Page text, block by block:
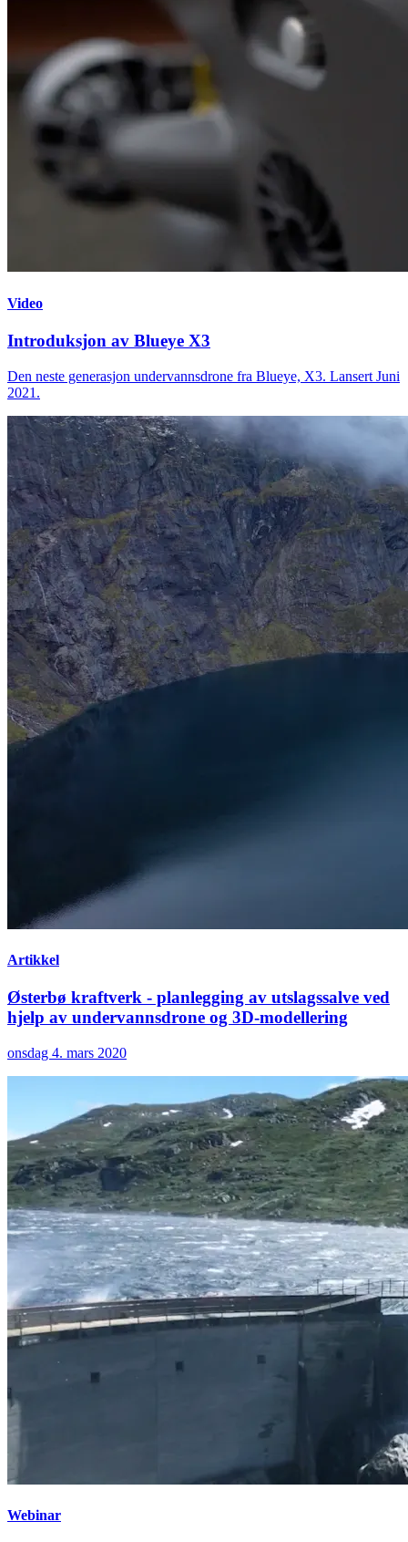
Video
Introduksjon av Blueye X3
Den neste generasjon undervannsdrone fra Blueye, X3. Lansert Juni
2021.
Artikkel
Østerbø kraftverk - planlegging av utslagssalve ved
hjelp av undervannsdrone og 3D-modellering
onsdag 4. mars 2020
Webinar